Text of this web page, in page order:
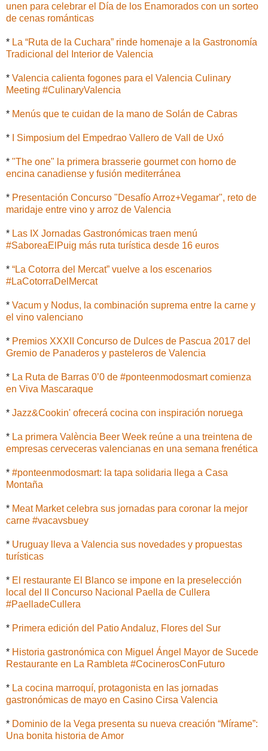
unen para celebrar el Día de los Enamorados con un sorteo
de cenas románticas
* La “Ruta de la Cuchara” rinde homenaje a la Gastronomía
Tradicional del Interior de Valencia
* Valencia calienta fogones para el Valencia Culinary
Meeting #CulinaryValencia
* Menús que te cuidan de la mano de Solán de Cabras
* I Simposium del Empedrao Vallero de Vall de Uxó
* "The one" la primera brasserie gourmet con horno de
encina canadiense y fusión mediterránea
* Presentación Concurso "Desafío Arroz+Vegamar", reto de
maridaje entre vino y arroz de Valencia
* Las IX Jornadas Gastronómicas traen menú
#SaboreaElPuig más ruta turística desde 16 euros
* “La Cotorra del Mercat” vuelve a los escenarios
#LaCotorraDelMercat
* Vacum y Nodus, la combinación suprema entre la carne y
el vino valenciano
* Premios XXXII Concurso de Dulces de Pascua 2017 del
Gremio de Panaderos y pasteleros de Valencia
* La Ruta de Barras 0’0 de #ponteenmodosmart comienza
en Viva Mascaraque
* Jazz&Cookin' ofrecerá cocina con inspiración noruega
* La primera València Beer Week reúne a una treintena de
empresas cerveceras valencianas en una semana frenética
* #ponteenmodosmart: la tapa solidaria llega a Casa
Montaña
* Meat Market celebra sus jornadas para coronar la mejor
carne #vacavsbuey
* Uruguay lleva a Valencia sus novedades y propuestas
turísticas
* El restaurante El Blanco se impone en la preselección
local del II Concurso Nacional Paella de Cullera
#PaelladeCullera
* Primera edición del Patio Andaluz, Flores del Sur
* Historia gastronómica con Miguel Ángel Mayor de Sucede
Restaurante en La Rambleta #CocinerosConFuturo
* La cocina marroquí, protagonista en las jornadas
gastronómicas de mayo en Casino Cirsa Valencia
* Dominio de la Vega presenta su nueva creación “Mírame”:
Una bonita historia de Amor